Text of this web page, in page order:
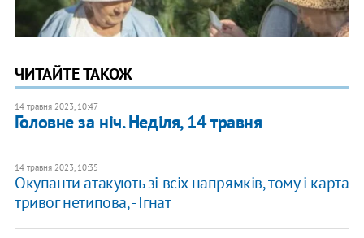
ЧИТАЙТЕ ТАКОЖ
14 травня 2023, 10:47
Головне за ніч. Неділя, 14 травня
14 травня 2023, 10:35
Окупанти атакують зі всіх напрямків, тому і карта
тривог нетипова, - Ігнат